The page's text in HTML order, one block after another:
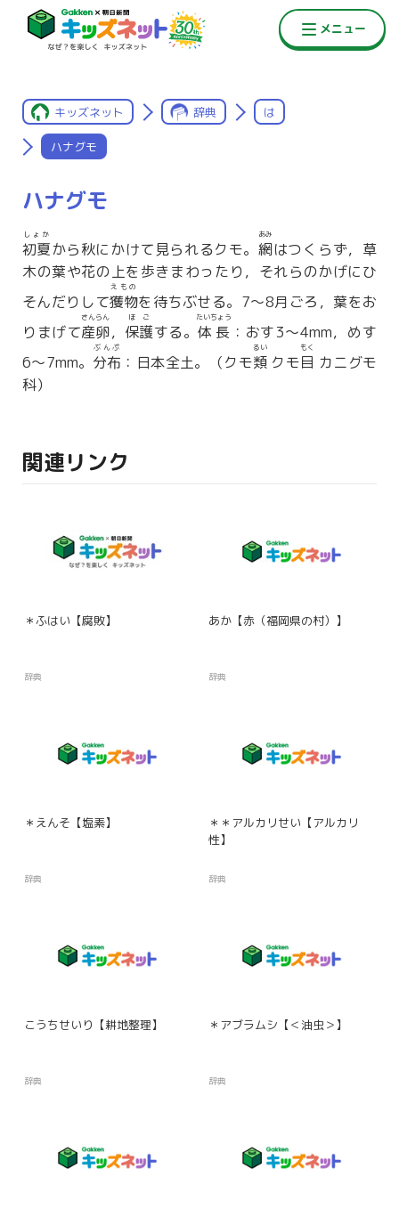
キッズネット 辞典 は
ハナグモ
ハナグモ
初夏
しょか
から秋にかけて見られるクモ。 網
あみ
はつくらず，草
木の葉や花の上を歩きまわったり，それらのかげにひ
そんだりして獲物
えもの
を待ちぶせる。7〜8月ごろ，葉をお
りまげて産卵
さんらん
， 保護
ほご
する。 体長
たいちょう
：おす3〜4mm，めす
6〜7mm。 分布
ぶんぷ
：日本全土。（クモ類
るい
クモ目
もく
カニグモ
科）
関連リンク
＊ふはい【腐敗】
辞典
あか【赤（福岡県の村）】
辞典
＊えんそ【塩素】
辞典
＊＊アルカリせい【アルカリ
性】
辞典
こうちせいり【耕地整理】
辞典
＊アブラムシ【＜油虫＞】
辞典